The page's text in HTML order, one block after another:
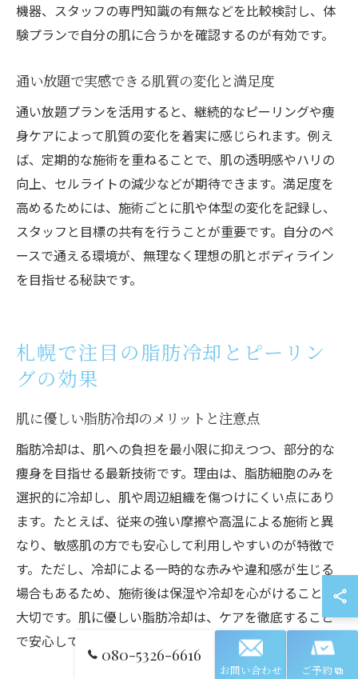
機器、スタッフの専門知識の有無などを比較検討し、体
験プランで自分の肌に合うかを確認するのが有効です。
通い放題で実感できる肌質の変化と満足度
通い放題プランを活用すると、継続的なピーリングや痩
身ケアによって肌質の変化を着実に感じられます。例え
ば、定期的な施術を重ねることで、肌の透明感やハリの
向上、セルライトの減少などが期待できます。満足度を
高めるためには、施術ごとに肌や体型の変化を記録し、
スタッフと目標の共有を行うことが重要です。自分のペ
ースで通える環境が、無理なく理想の肌とボディライン
を目指せる秘訣です。
札幌で注目の脂肪冷却とピーリン
グの効果
肌に優しい脂肪冷却のメリットと注意点
脂肪冷却は、肌への負担を最小限に抑えつつ、部分的な
痩身を目指せる最新技術です。理由は、脂肪細胞のみを
選択的に冷却し、肌や周辺組織を傷つけにくい点にあり
ます。たとえば、従来の強い摩擦や高温による施術と異
なり、敏感肌の方でも安心して利用しやすいのが特徴で
す。ただし、冷却による一時的な赤みや違和感が生じる
場合もあるため、施術後は保湿や冷却を心がけることが
大切です。肌に優しい脂肪冷却は、ケアを徹底すること
で安心して継続できます。
080-5326-6616
お問い合わせ ご予約